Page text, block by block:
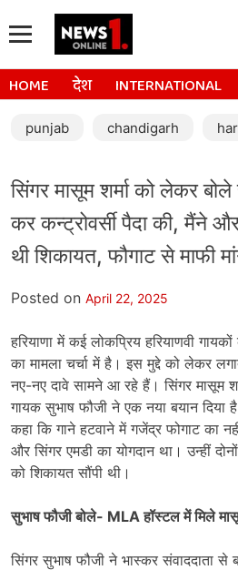
HOME देश INTERNATIONAL
punjab chandigarh
सिंगर मासूम शर्मा को लेकर
कर कन्ट्रोवर्सी पैदा की, मैंने
थी शिकायत, फौगाट से माफी
Posted on April 22, 2025
हरियाणा में कई लोकप्रिय हरियाणवी
का मामला चर्चा में है। इस मुद्दे को लेकर
नए-नए दावे सामने आ रहे हैं। सिंगर मासूम
गायक सुभाष फौजी ने एक नया बयान दिया
कहा कि गाने हटवाने में गजेंद्र फोगाट का
और सिंगर एमडी का योगदान था। उन्हीं
को शिकायत सौंपी थी।
सुभाष फौजी बोले- MLA हॉस्टल में मिले
सिंगर सुभाष फौजी ने भास्कर संवाददाता से